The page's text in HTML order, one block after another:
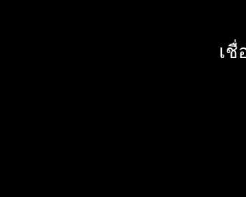
เชื่